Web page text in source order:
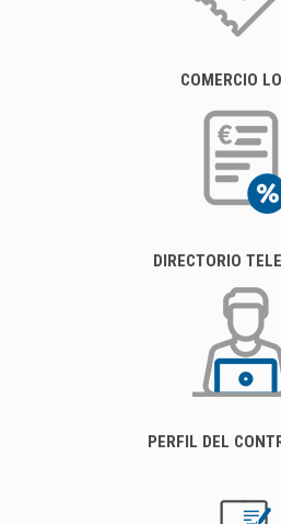
COMERCIO
DIRECTORIO
PERFIL DEL